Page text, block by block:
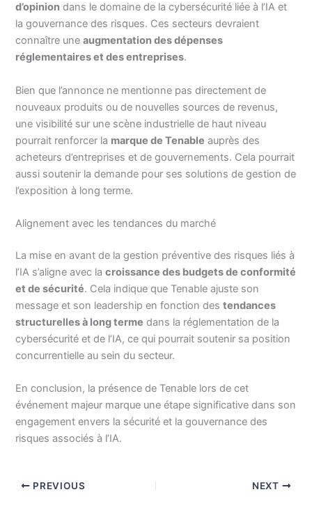
d’opinion dans le domaine de la cybersécurité liée à l’IA et
la gouvernance des risques. Ces secteurs devraient
connaître uneaugmentation des dépenses
réglementaires et des entreprises.
Bien que l’annonce ne mentionne pas directement de
nouveaux produits ou de nouvelles sources de revenus,
une visibilité sur une scène industrielle de haut niveau
pourrait renforcer la marque de Tenable auprès des
acheteurs d’entreprises et de gouvernements. Cela pourrait
aussi soutenir la demande pour ses solutions de gestion de
l’exposition à long terme.
Alignement avec les tendances du marché
La mise en avant de la gestion préventive des risques liés à
l’IA s’aligne avec lacroissance des budgets de conformité
et de sécurité. Cela indique que Tenable ajuste son
message et son leadership en fonction destendances
structurelles à long terme dans la réglementation de la
cybersécurité et de l’IA, ce qui pourrait soutenir sa position
concurrentielle au sein du secteur.
En conclusion, la présence de Tenable lors de cet
événement majeur marque une étape significative dans son
engagement envers la sécurité et la gouvernance des
risques associés à l’IA.
PREVIOUS NEXT